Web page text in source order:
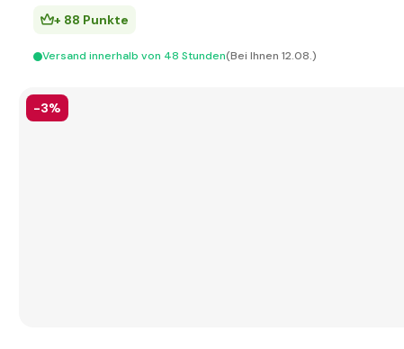
+ 88 Punkte
Versand innerhalb von 48 Stunden(Bei Ihnen 12.08.)
-3%